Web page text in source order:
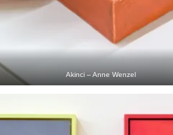
Akinci – Anne Wenzel